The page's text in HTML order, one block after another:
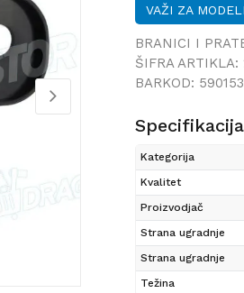
VAŽI ZA
BRANICI I
ŠIFRA ARTIKLA:
BARKOD:
Specifikacija
Kategorija
Kvalitet
Proizvodjač
Strana ugradnje
Strana ugradnje
Težina